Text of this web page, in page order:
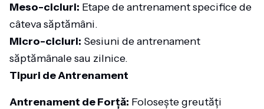
Meso-cicluri: Etape de antrenament specifice de
câteva săptămâni.
Micro-cicluri: Sesiuni de antrenament
săptămânale sau zilnice.
Tipuri de Antrenament
Antrenament de Forță: Folosește greutăți